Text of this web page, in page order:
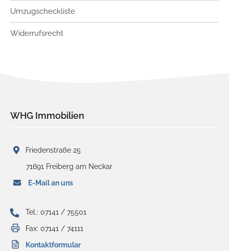
Umzugscheckliste
Widerrufsrecht
WHG Immobilien
Friedenstraße 25
71691 Freiberg am Neckar
E-Mail an uns
Tel.: 07141 / 75501
Fax: 07141 / 74111
Kontaktformular